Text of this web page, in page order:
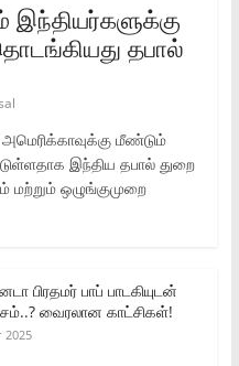
இந்தியர்களுக்கு
தபால்
மீண்டும்
இந்திய தபால் துறை
மற்றும் ஒழுங்குமுறை
பிரதமர் பாப் பாடகியுடன்
வைரலான காட்சிகள்!
2025